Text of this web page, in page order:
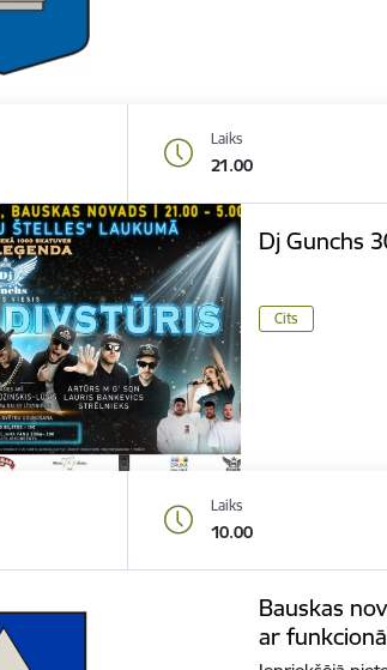
Laiks
21.00
Dj Gunchs
Cits
Laiks
10.00
Bauskas
ar